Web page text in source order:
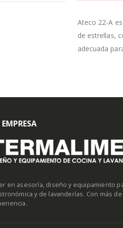
Ateco 22-A
de estrellas,
adecuada
en asesoría, diseño y equipamiento
y de lavanderías. Con más de